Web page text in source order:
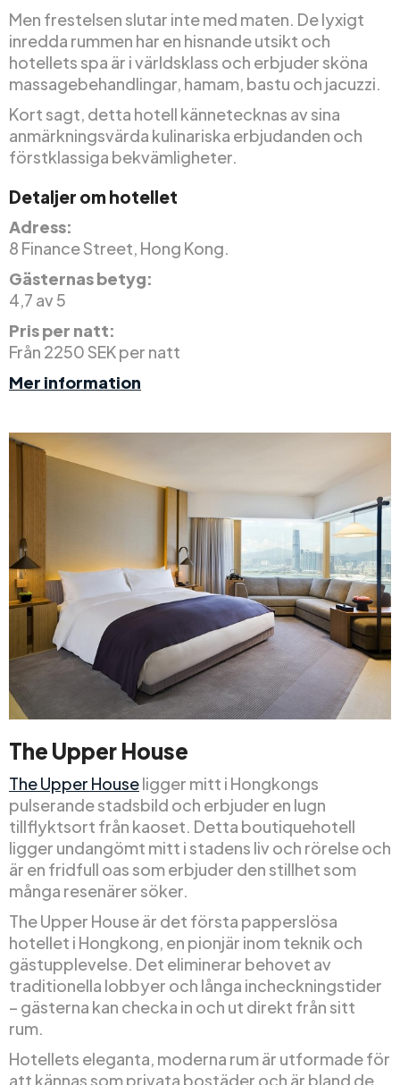
Men frestelsen slutar inte med maten. De lyxigt
inredda rummen har en hisnande utsikt och
hotellets spa är i världsklass och erbjuder sköna
massagebehandlingar, hamam, bastu och jacuzzi.
Kort sagt, detta hotell kännetecknas av sina
anmärkningsvärda kulinariska erbjudanden och
förstklassiga bekvämligheter.
Detaljer om hotellet
Adress:
8 Finance Street, Hong Kong.
Gästernas betyg:
4,7 av 5
Pris per natt:
Från 2250 SEK per natt
Mer information
The Upper House
The Upper Houseligger mitt i Hongkongs
pulserande stadsbild och erbjuder en lugn
tillflyktsort från kaoset. Detta boutiquehotell
ligger undangömt mitt i stadens liv och rörelse och
är en fridfull oas som erbjuder den stillhet som
många resenärer söker.
The Upper House är det första papperslösa
hotellet i Hongkong, en pionjär inom teknik och
gästupplevelse. Det eliminerar behovet av
traditionella lobbyer och långa incheckningstider
– gästerna kan checka in och ut direkt från sitt
rum.
Hotellets eleganta, moderna rum är utformade för
att kännas som privata bostäder och är bland de